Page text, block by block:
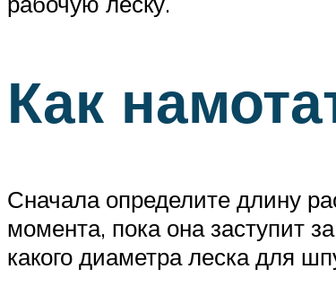
Как
Сначала определите длину
момента, пока она заступит
какого диаметра леска для